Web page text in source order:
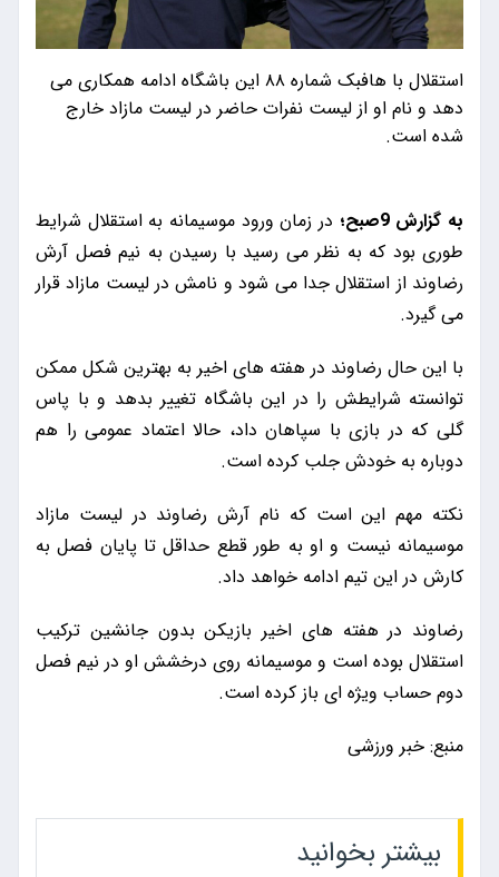
استقلال با هافبک شماره ۸۸ این باشگاه ادامه همکاری می
دهد و نام او از لیست نفرات حاضر در لیست مازاد خارج
شده است.
به گزارش 9صبح؛
در زمان ورود موسیمانه به استقلال شرایط
طوری بود که به نظر می رسید با رسیدن به نیم فصل آرش
رضاوند از استقلال جدا می شود و نامش در لیست مازاد قرار
می گیرد.
با این حال رضاوند در هفته های اخیر به بهترین شکل ممکن
توانسته شرایطش را در این باشگاه تغییر بدهد و با پاس
گلی که در بازی با سپاهان داد، حالا اعتماد عمومی را هم
دوباره به خودش جلب کرده است.
نکته مهم این است که نام آرش رضاوند در لیست مازاد
موسیمانه نیست و او به طور قطع حداقل تا پایان فصل به
کارش در این تیم ادامه خواهد داد.
رضاوند در هفته های اخیر بازیکن بدون جانشین ترکیب
استقلال بوده است و موسیمانه روی درخشش او در نیم فصل
دوم حساب ویژه ای باز کرده است.
منبع: خبر ورزشی
بیشتر بخوانید